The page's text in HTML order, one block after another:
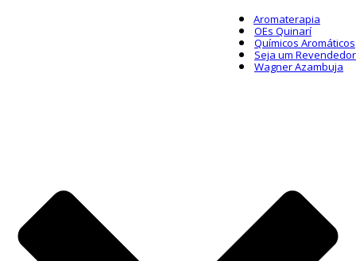
Aromaterapia
OEs Quinarí
Químicos Aromáticos
Seja um Revendedor
Wagner Azambuja